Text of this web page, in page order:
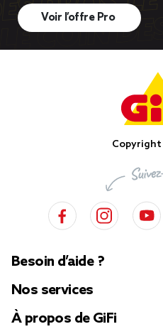
Voir l’offre Pro
Copyright
Besoin d’aide ?
Nos services
À propos de GiFi